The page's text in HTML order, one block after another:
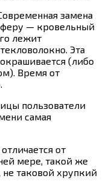
замена
— кровельный
лежит
Эта
(либо
Время от
пользователи
самая
от
мере, такой же
не таковой хрупкий